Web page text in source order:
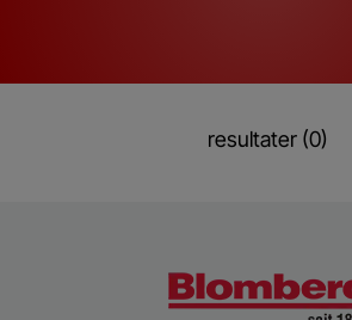
resultater (0)